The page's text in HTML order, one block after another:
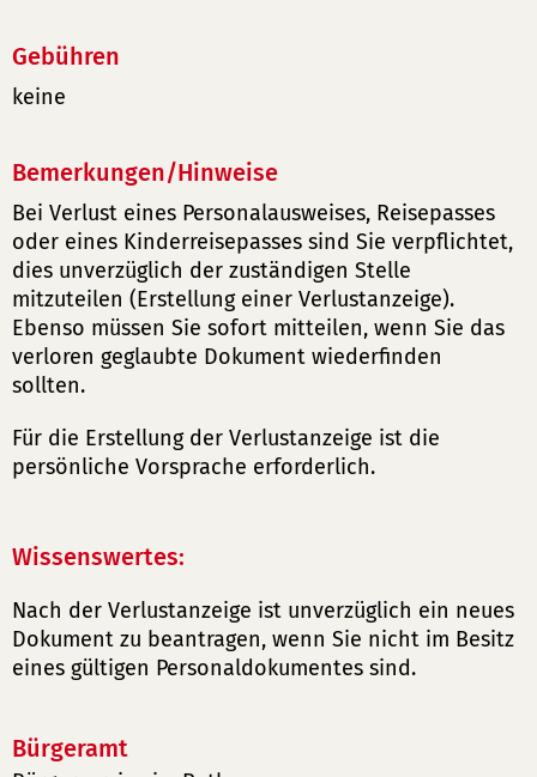
Gebühren
keine
Bemerkungen/Hinweise
Bei Verlust eines Personalausweises, Reisepasses
oder eines Kinderreisepasses sind Sie verpflichtet,
dies unverzüglich der zuständigen Stelle
mitzuteilen (Erstellung einer Verlustanzeige).
Ebenso müssen Sie sofort mitteilen, wenn Sie das
verloren geglaubte Dokument wiederfinden
sollten.
Für die Erstellung der Verlustanzeige ist die
persönliche Vorsprache erforderlich.
Wissenswertes:
Nach der Verlustanzeige ist unverzüglich ein neues
Dokument zu beantragen, wenn Sie nicht im Besitz
eines gültigen Personaldokumentes sind.
Bürgeramt